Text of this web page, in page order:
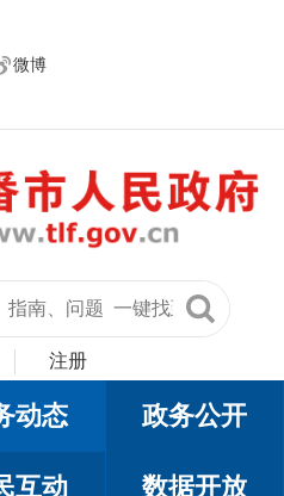
微博
注册
动态 政务公开
互动 数据开放